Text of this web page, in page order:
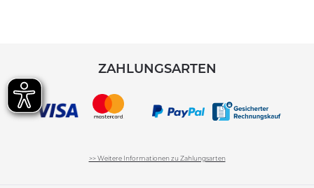
ZAHLUNGSARTEN
>> Weitere Informationen zu Zahlungsarten